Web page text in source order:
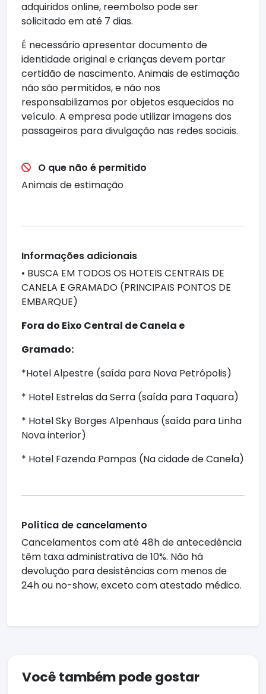
adquiridos online, reembolso pode ser
solicitado em até 7 dias.
É necessário apresentar documento de
identidade original e crianças devem portar
certidão de nascimento. Animais de estimação
não são permitidos, e não nos
responsabilizamos por objetos esquecidos no
veículo. A empresa pode utilizar imagens dos
passageiros para divulgação nas redes sociais.
O que não é permitido
Animais de estimação
Informações adicionais
• BUSCA EM TODOS OS HOTEIS CENTRAIS DE
CANELA E GRAMADO (PRINCIPAIS PONTOS DE
EMBARQUE)
Fora do Eixo Central de Canela e
Gramado:
*Hotel Alpestre (saída para Nova Petrópolis)
* Hotel Estrelas da Serra (saída para Taquara)
* Hotel Sky Borges Alpenhaus (saída para Linha
Nova interior)
* Hotel Fazenda Pampas (Na cidade de Canela)
Política de cancelamento
Cancelamentos com até 48h de antecedência
têm taxa administrativa de 10%. Não há
devolução para desistências com menos de
24h ou no-show, exceto com atestado médico.
Você também pode gostar